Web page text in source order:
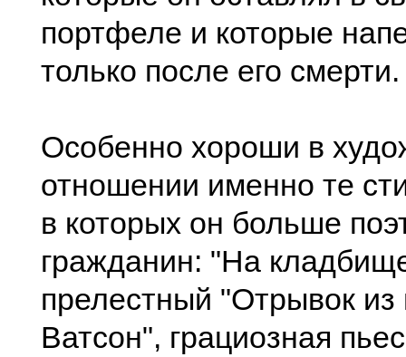
портфеле и которые
только после его смерти.
Особенно хороши в
отношении именно те
в которых он больше
гражданин: "На
прелестный "Отрывок
Ватсон", грациозная